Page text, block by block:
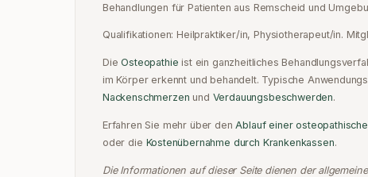
Behandlungen für Patienten aus Remscheid und
Qualifikationen: Heilpraktiker/in, Physiotherapeut/in.
DieOsteopathie ist ein ganzheitliches
im Körper erkennt und behandelt. Typische
Nackenschmerzen und Verdauungsbeschwerden.
Erfahren Sie mehr über den Ablauf einer
oder die Kostenübernahme durch Krankenkassen.
Die Informationen auf dieser Seite dienen der